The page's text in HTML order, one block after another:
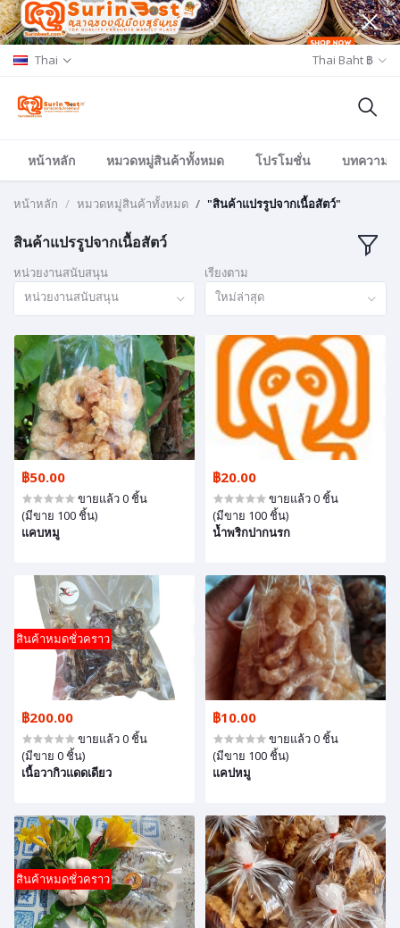
Thai Thai Baht ฿
หน้าหลัก หมวดหมู่สินค้าทั้งหมด โปรโมชั่น บทความ/
หน้าหลัก หมวดหมู่สินค้าทั้งหมด "สินค้าแปรรูปจากเนื้อสัตว์"
สินค้าแปรรูปจากเนื้อสัตว์
หน่วยงานสนับสนุน
หน่วยงานสนับสนุน
เรียงตาม
ใหม่ล่าสุด
฿50.00
ขายแล้ว 0 ชิ้น
(มีขาย 100 ชิ้น)
แคบหมู
฿20.00
ขายแล้ว 0 ชิ้น
(มีขาย 100 ชิ้น)
น้ำพริกปากนรก
สินค้าหมดชั่วคราว
฿200.00
ขายแล้ว 0 ชิ้น
(มีขาย 0 ชิ้น)
เนื้อวากิวแดดเดียว
฿10.00
ขายแล้ว 0 ชิ้น
(มีขาย 100 ชิ้น)
แคปหมู
สินค้าหมดชั่วคราว